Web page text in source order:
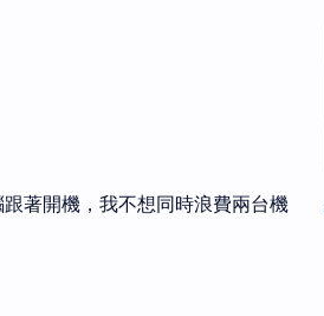
著開機，我不想同時浪費兩台機